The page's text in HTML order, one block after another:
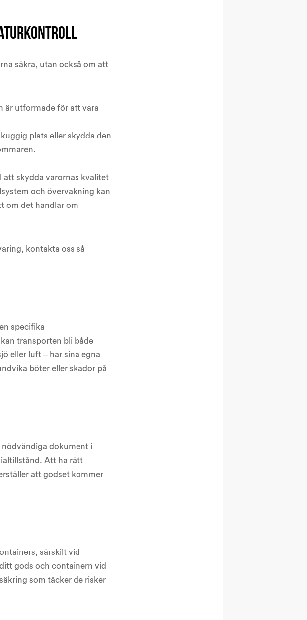
säkra, utan också om att
är utformade för att vara
plats eller skydda den
skydda varornas kvalitet
och övervakning kan
om det handlar om
kontakta oss så
specifika
transporten bli både
eller luft – har sina egna
böter eller skador på
dokument i
Att ha rätt
att godset kommer
särskilt vid
gods och containern vid
som täcker de risker